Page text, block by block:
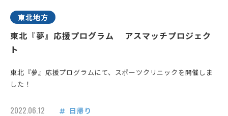
東北地方
東北『夢』応援プログラム アスマッチプロジェク
ト
東北『夢』応援プログラムにて、スポーツクリニックを開催しま
した！
2022.06.12 日帰り